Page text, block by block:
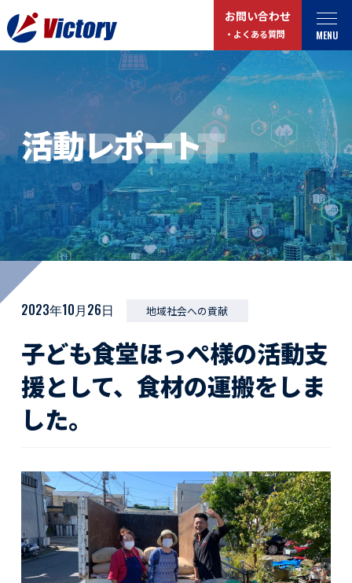
MENU
お問い合わせ
・よくある質問
事業紹介
総合解体 / 解体事業
産業廃棄物収集/ 運搬
企業概要
私たちについて
活動レポート
最新情報
お役立ちコラム
プライバシーポリシー
お問い合わせ
よくある質問
採用情報
育休取得者インタビュー
福利厚生
募集要項一覧
ドライバー職場体験
採用エントリー
よくある質問
Social link
活動レポート
REPORT
2023年10月26日 地域社会への貢献
子ども食堂ほっぺ様の活動支
援として、食材の運搬をしま
した。